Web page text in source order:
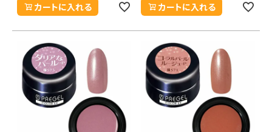
カートに入れる カートに入れる